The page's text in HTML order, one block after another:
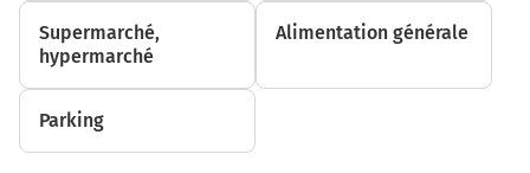
Tourner à droite sur D95 et continuer sur 7,2 kilomètres
4,8 km
Supermarché,
hypermarché
Alimentation générale
Parking